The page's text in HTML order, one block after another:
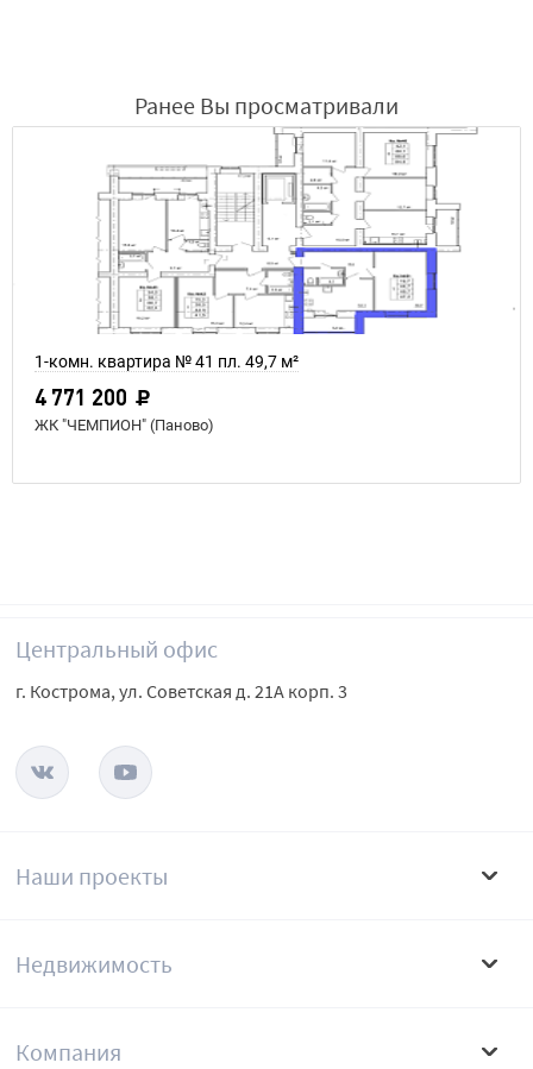
Ранее Вы просматривали
1-комн. квартира № 41 пл. 49,7 м²
4 771 200
ЖК "ЧЕМПИОН" (Паново)
Наши проекты
Недвижимость
Компания
Центральный офис
г. Кострома, ул. Советская д. 21А корп. 3